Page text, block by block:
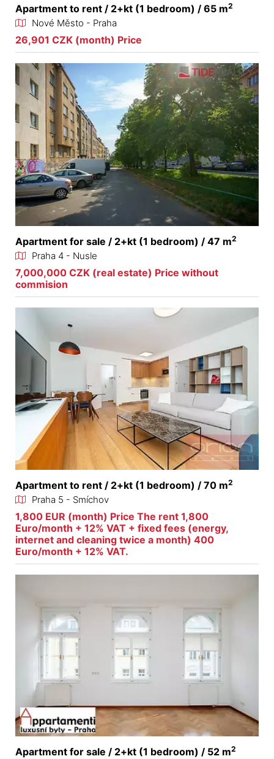
Apartment to rent / 2+kt (1 bedroom) / 65 m2
Nové Město - Praha
26,901 CZK (month) Price
Apartment for sale / 2+kt (1 bedroom) / 47 m2
Praha 4 - Nusle
7,000,000 CZK (real estate) Price without
commision
Apartment to rent / 2+kt (1 bedroom) / 70 m2
Praha 5 - Smíchov
1,800 EUR (month) Price The rent 1,800
Euro/month + 12% VAT + fixed fees (energy,
internet and cleaning twice a month) 400
Euro/month + 12% VAT.
Apartment for sale / 2+kt (1 bedroom) / 52 m2